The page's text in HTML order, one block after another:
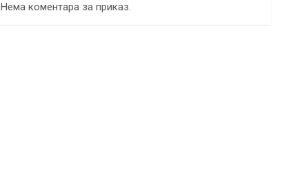
Нема коментара за приказ.